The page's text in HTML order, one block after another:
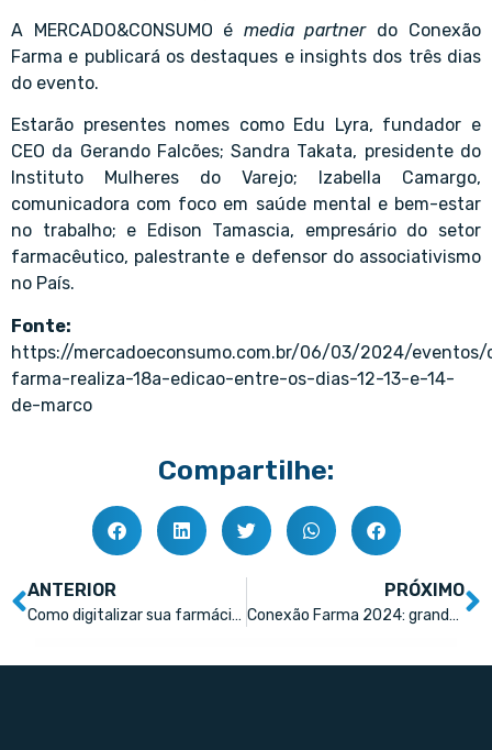
A MERCADO&CONSUMO é media partnerdo Conexão
Farma e publicará os destaques e insights dos três dias
do evento.
Estarão presentes nomes como Edu Lyra, fundador e
CEO da Gerando Falcões; Sandra Takata, presidente do
Instituto Mulheres do Varejo; Izabella Camargo,
comunicadora com foco em saúde mental e bem-estar
no trabalho; e Edison Tamascia, empresário do setor
farmacêutico, palestrante e defensor do associativismo
no País.
Fonte:
https://mercadoeconsumo.com.br/06/03/2024/eventos/
farma-realiza-18a-edicao-entre-os-dias-12-13-e-14-
de-marco
Compartilhe:
ANTERIOR
Como digitalizar sua farmácia para fidelizar os clientes e aumentar as vendas
PRÓXIMO
Conexão Farma 2024: grande capacidade de efetivação de negócios